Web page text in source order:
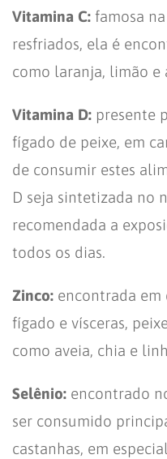
Vitamina C: famosa
resfriados, ela é
como laranja, limão e
Vitamina D: presente
fígado de peixe, em
de consumir estes
D seja sintetizada no
recomendada a
todos os dias.
Zinco: encontrada em
fígado e vísceras,
como aveia, chia e
Selênio: encontrado
ser consumido
castanhas, em